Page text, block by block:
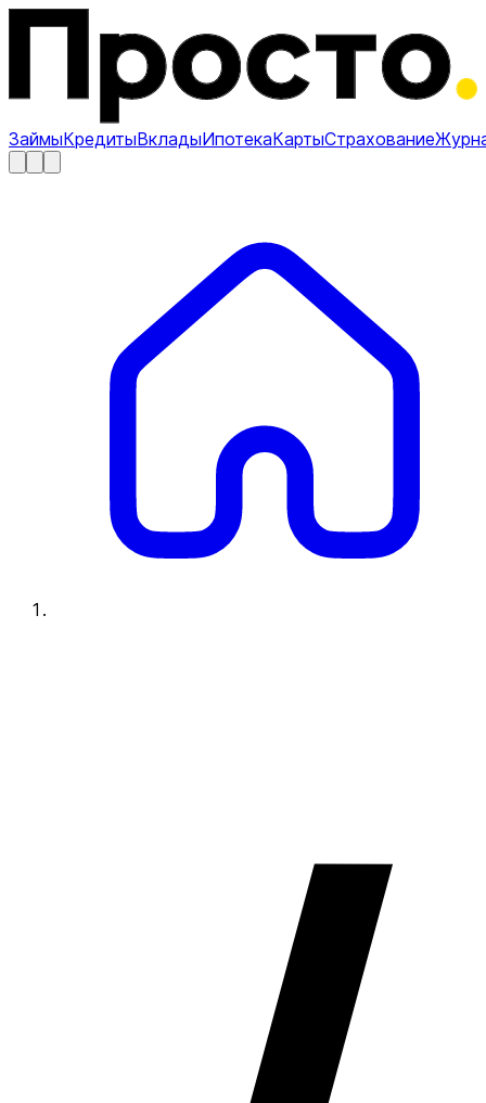
ЗаймыКредитыВкладыИпотекаКартыСтрахование